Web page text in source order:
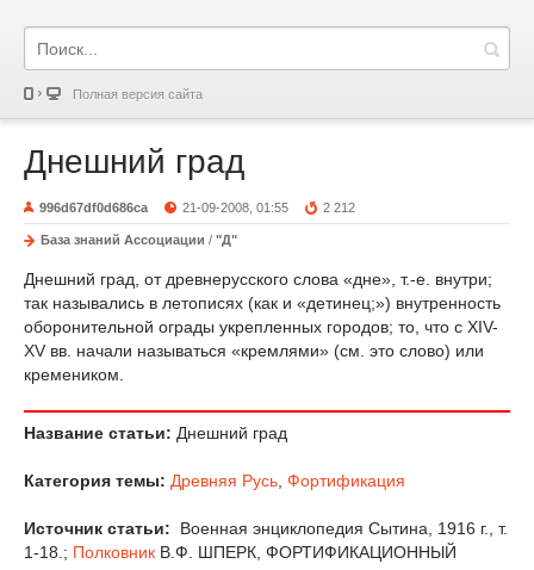
Полная версия сайта
Днешний град
996d67df0d686ca 21-09-2008, 01:55 2 212
База знаний Ассоциации / "Д"
Днешний град, от древнерусского слова «дне», т.-е. внутри;
так назывались в летописях (как и «детинец;») внутренность
оборонительной ограды укрепленных городов; то, что с XIV-
XV вв. начали называться «кремлями» (см. это слово) или
кремеником.
Название статьи: Днешний град
Категория темы: Древняя Русь Фортификация
Источник статьи:
Военная энциклопедия Сытина, 1916 г., т.
1-18.; Полковник В.Ф. ШПЕРК, ФОРТИФИКАЦИОННЫЙ